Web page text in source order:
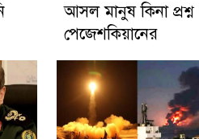
আসল মানুষ কিনা প্রশ্ন
পেজেশকিয়ানের